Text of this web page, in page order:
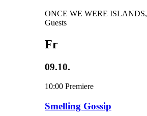
ONCE WE WERE
Guests
Fr
09.10.
10:00 Premiere
Smelling Gossip